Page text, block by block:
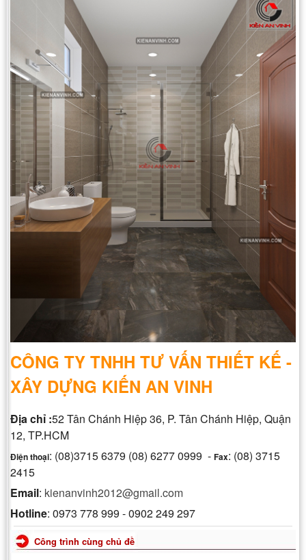
CÔNG TY TNHH TƯ VẤN THIẾT KẾ -
XÂY DỰNG KIẾN AN VINH
Địa chỉ :52 Tân Chánh Hiệp 36, P. Tân Chánh Hiệp, Quận
12, TP.HCM
Điện thoại: (08)3715 6379 (08) 6277 0999 - Fax: (08) 3715
2415
Email: kienanvinh2012@gmail.com
Hotline: 0973 778 999 - 0902 249 297
Công trình cùng chủ đề